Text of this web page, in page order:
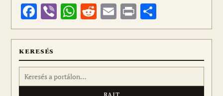
Facebook
ViberWhatsApp
Reddit
Email
Print
meg
KERESÉS
Keresés: